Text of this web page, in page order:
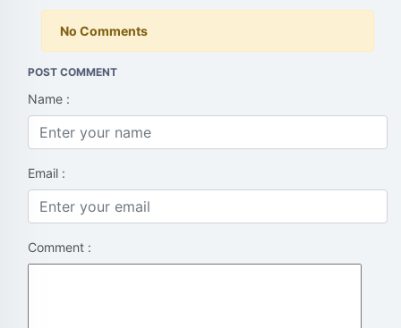
No Comments
POST COMMENT
Name :
Email :
Comment :